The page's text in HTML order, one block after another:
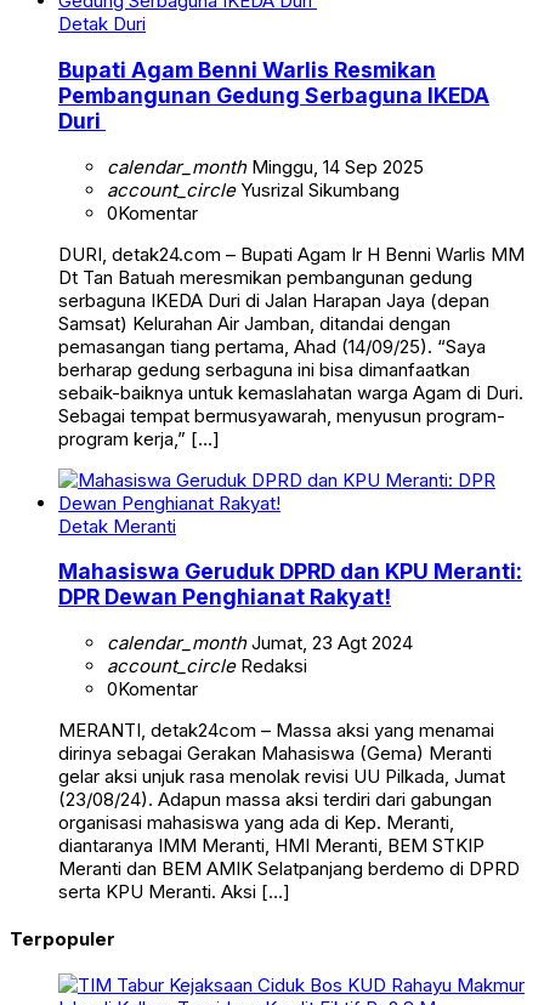
Detak Duri
Bupati Agam Benni Warlis Resmikan
Pembangunan Gedung Serbaguna IKEDA
Duri
calendar_monthMinggu, 14 Sep 2025
account_circleYusrizal Sikumbang
0Komentar
DURI, detak24.com – Bupati Agam Ir H Benni Warlis MM
Dt Tan Batuah meresmikan pembangunan gedung
serbaguna IKEDA Duri di Jalan Harapan Jaya (depan
Samsat) Kelurahan Air Jamban, ditandai dengan
pemasangan tiang pertama, Ahad (14/09/25). “Saya
berharap gedung serbaguna ini bisa dimanfaatkan
sebaik-baiknya untuk kemaslahatan warga Agam di Duri.
Sebagai tempat bermusyawarah, menyusun program-
program kerja,” […]
Detak Meranti
Mahasiswa Geruduk DPRD dan KPU Meranti:
DPR Dewan Penghianat Rakyat!
calendar_monthJumat, 23 Agt 2024
account_circleRedaksi
0Komentar
MERANTI, detak24com – Massa aksi yang menamai
dirinya sebagai Gerakan Mahasiswa (Gema) Meranti
gelar aksi unjuk rasa menolak revisi UU Pilkada, Jumat
(23/08/24). Adapun massa aksi terdiri dari gabungan
organisasi mahasiswa yang ada di Kep. Meranti,
diantaranya IMM Meranti, HMI Meranti, BEM STKIP
Meranti dan BEM AMIK Selatpanjang berdemo di DPRD
serta KPU Meranti. Aksi […]
Terpopuler